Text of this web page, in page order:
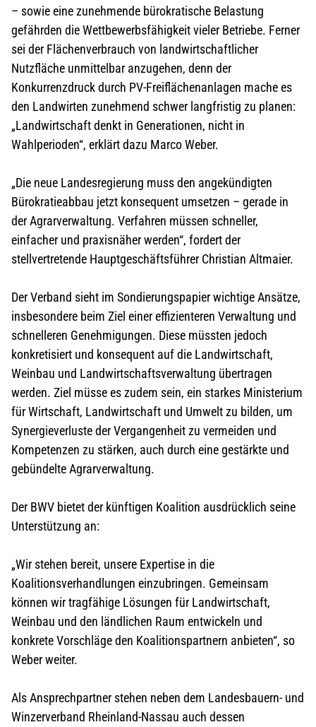
– sowie eine zunehmende bürokratische Belastung
gefährden die Wettbewerbsfähigkeit vieler Betriebe. Ferner
sei der Flächenverbrauch von landwirtschaftlicher
Nutzfläche unmittelbar anzugehen, denn der
Konkurrenzdruck durch PV-Freiflächenanlagen mache es
den Landwirten zunehmend schwer langfristig zu planen:
„Landwirtschaft denkt in Generationen, nicht in
Wahlperioden“, erklärt dazu Marco Weber.
„Die neue Landesregierung muss den angekündigten
Bürokratieabbau jetzt konsequent umsetzen – gerade in
der Agrarverwaltung. Verfahren müssen schneller,
einfacher und praxisnäher werden“, fordert der
stellvertretende Hauptgeschäftsführer Christian Altmaier.
Der Verband sieht im Sondierungspapier wichtige Ansätze,
insbesondere beim Ziel einer effizienteren Verwaltung und
schnelleren Genehmigungen. Diese müssten jedoch
konkretisiert und konsequent auf die Landwirtschaft,
Weinbau und Landwirtschaftsverwaltung übertragen
werden. Ziel müsse es zudem sein, ein starkes Ministerium
für Wirtschaft, Landwirtschaft und Umwelt zu bilden, um
Synergieverluste der Vergangenheit zu vermeiden und
Kompetenzen zu stärken, auch durch eine gestärkte und
gebündelte Agrarverwaltung.
Der BWV bietet der künftigen Koalition ausdrücklich seine
Unterstützung an:
„Wir stehen bereit, unsere Expertise in die
Koalitionsverhandlungen einzubringen. Gemeinsam
können wir tragfähige Lösungen für Landwirtschaft,
Weinbau und den ländlichen Raum entwickeln und
konkrete Vorschläge den Koalitionspartnern anbieten“, so
Weber weiter.
Als Ansprechpartner stehen neben dem Landesbauern- und
Winzerverband Rheinland-Nassau auch dessen